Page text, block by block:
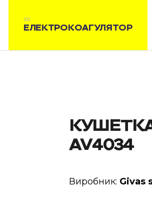
ЕЛЕКТРОКОАГУЛЯТОР
AV4034
Виробник: Givas